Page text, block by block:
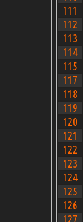
111
112
113
114
115
117
118
119
120
121
122
123
124
125
126
127